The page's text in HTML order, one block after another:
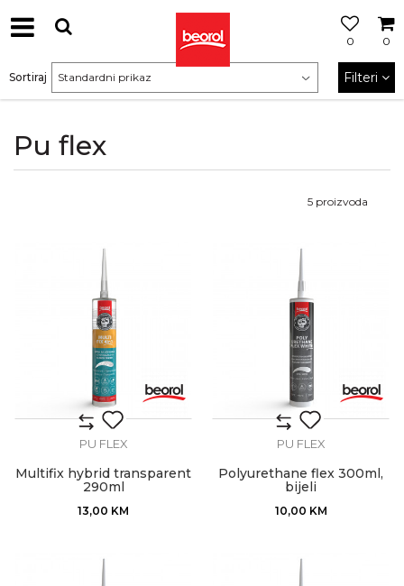
0
0
Pu flex
Sortiraj Filteri
5 proizvoda
PU FLEX
Multifix hybrid transparent
290ml
13,00 KM
PU FLEX
Polyurethane flex 300ml,
bijeli
10,00 KM